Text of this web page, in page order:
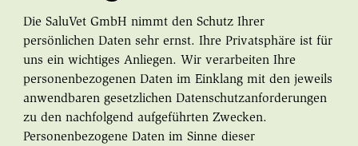
Die SaluVet GmbH nimmt den Schutz Ihrer
persönlichen Daten sehr ernst. Ihre Privatsphäre ist für
uns ein wichtiges Anliegen. Wir verarbeiten Ihre
personenbezogenen Daten im Einklang mit den jeweils
anwendbaren gesetzlichen Datenschutzanforderungen
zu den nachfolgend aufgeführten Zwecken.
Personenbezogene Daten im Sinne dieser